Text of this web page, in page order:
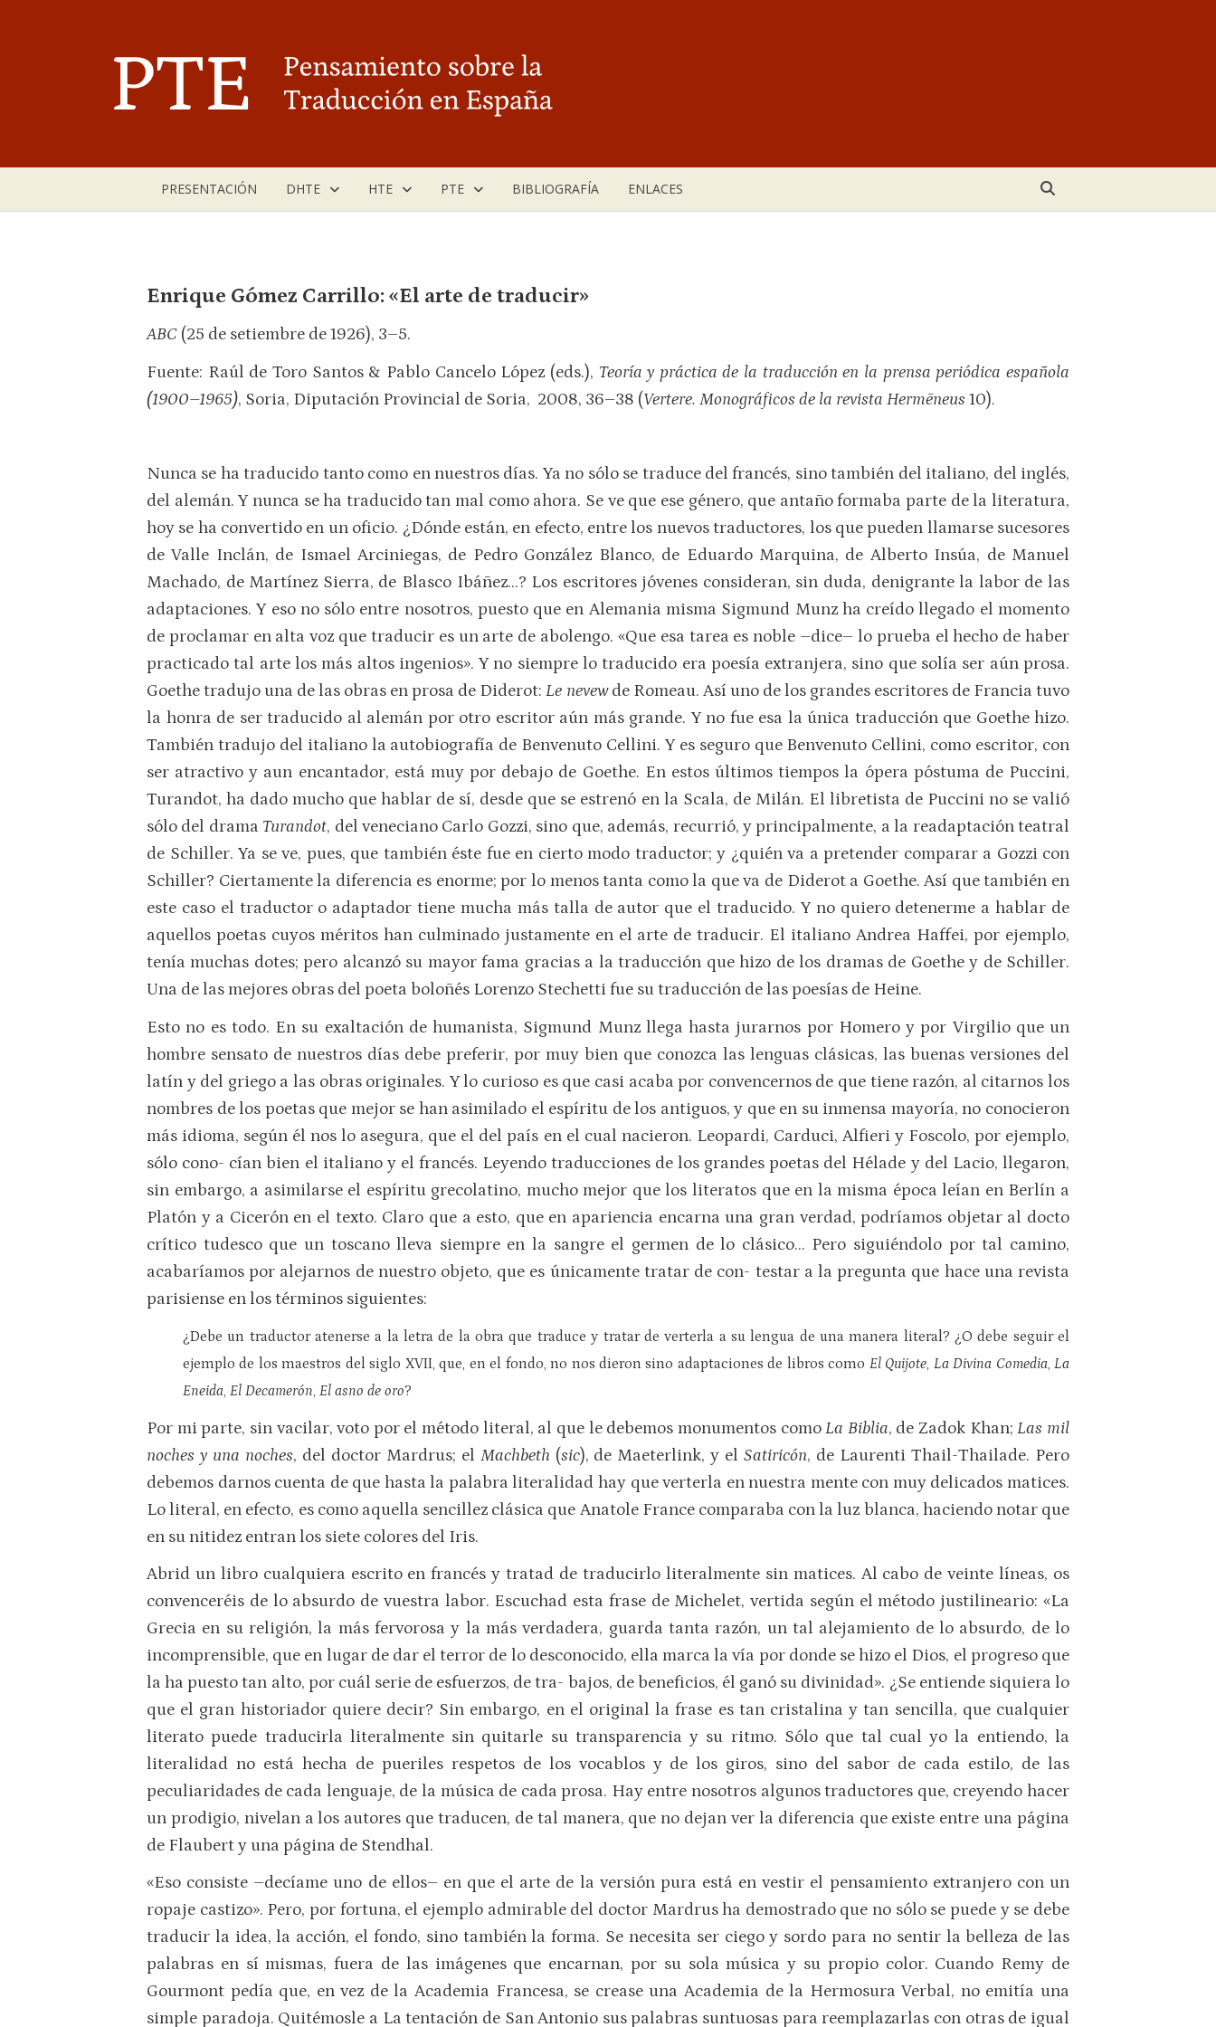
PRESENTACIÓN DHTE HTE PTE BIBLIOGRAFÍA ENLACES
Enrique Gómez Carrillo: «El arte de traducir»
ABC (25 de setiembre de 1926), 3–5.
Fuente: Raúl de Toro Santos & Pablo Cancelo López (eds.), Teoría y práctica de la traducción en la prensa periódica española
(1900–1965), Soria, Diputación Provincial de Soria, 2008, 36–38 (Vertere. Monográficos de la revista Hermēneus 10).
Nunca se ha traducido tanto como en nuestros días. Ya no sólo se traduce del francés, sino también del italiano, del inglés,
del alemán. Y nunca se ha traducido tan mal como ahora. Se ve que ese género, que antaño formaba parte de la literatura,
hoy se ha convertido en un oficio. ¿Dónde están, en efecto, entre los nuevos traductores, los que pueden llamarse sucesores
de Valle Inclán, de Ismael Arciniegas, de Pedro González Blanco, de Eduardo Marquina, de Alberto Insúa, de Manuel
Machado, de Martínez Sierra, de Blasco Ibáñez…? Los escritores jóvenes consideran, sin duda, denigrante la labor de las
adaptaciones. Y eso no sólo entre nosotros, puesto que en Alemania misma Sigmund Munz ha creído llegado el momento
de proclamar en alta voz que traducir es un arte de abolengo. «Que esa tarea es noble –dice– lo prueba el hecho de haber
practicado tal arte los más altos ingenios». Y no siempre lo traducido era poesía extranjera, sino que solía ser aún prosa.
Goethe tradujo una de las obras en prosa de Diderot:Le nevewde Romeau. Así uno de los grandes escritores de Francia tuvo
la honra de ser traducido al alemán por otro escritor aún más grande. Y no fue esa la única traducción que Goethe hizo.
También tradujo del italiano la autobiografía de Benvenuto Cellini. Y es seguro que Benvenuto Cellini, como escritor, con
ser atractivo y aun encantador, está muy por debajo de Goethe. En estos últimos tiempos la ópera póstuma de Puccini,
Turandot, ha dado mucho que hablar de sí, desde que se estrenó en la Scala, de Milán. El libretista de Puccini no se valió
sólo del drama Turandot, del veneciano Carlo Gozzi, sino que, además, recurrió, y principalmente, a la readaptación teatral
de Schiller. Ya se ve, pues, que también éste fue en cierto modo traductor; y ¿quién va a pretender comparar a Gozzi con
Schiller? Ciertamente la diferencia es enorme; por lo menos tanta como la que va de Diderot a Goethe. Así que también en
este caso el traductor o adaptador tiene mucha más talla de autor que el traducido. Y no quiero detenerme a hablar de
aquellos poetas cuyos méritos han culminado justamente en el arte de traducir. El italiano Andrea Haffei, por ejemplo,
tenía muchas dotes; pero alcanzó su mayor fama gracias a la traducción que hizo de los dramas de Goethe y de Schiller.
Una de las mejores obras del poeta boloñés Lorenzo Stechetti fue su traducción de las poesías de Heine.
Esto no es todo. En su exaltación de humanista, Sigmund Munz llega hasta jurarnos por Homero y por Virgilio que un
hombre sensato de nuestros días debe preferir, por muy bien que conozca las lenguas clásicas, las buenas versiones del
latín y del griego a las obras originales. Y lo curioso es que casi acaba por convencernos de que tiene razón, al citarnos los
nombres de los poetas que mejor se han asimilado el espíritu de los antiguos, y que en su inmensa mayoría, no conocieron
más idioma, según él nos lo asegura, que el del país en el cual nacieron. Leopardi, Carduci, Alfieri y Foscolo, por ejemplo,
sólo cono- cían bien el italiano y el francés. Leyendo traducciones de los grandes poetas del Hélade y del Lacio, llegaron,
sin embargo, a asimilarse el espíritu grecolatino, mucho mejor que los literatos que en la misma época leían en Berlín a
Platón y a Cicerón en el texto. Claro que a esto, que en apariencia encarna una gran verdad, podríamos objetar al docto
crítico tudesco que un toscano lleva siempre en la sangre el germen de lo clásico… Pero siguiéndolo por tal camino,
acabaríamos por alejarnos de nuestro objeto, que es únicamente tratar de con- testar a la pregunta que hace una revista
parisiense en los términos siguientes:
¿Debe un traductor atenerse a la letra de la obra que traduce y tratar de verterla a su lengua de una manera literal? ¿O debe seguir el
ejemplo de los maestros del siglo XVII, que, en el fondo, no nos dieron sino adaptaciones de libros como El Quijote, La Divina Comedia,La
Eneida, El Decamerón, El asno de oro?
Por mi parte, sin vacilar, voto por el método literal, al que le debemos monumentos comoLa Biblia, de Zadok Khan;Las mil
noches y una noches, del doctor Mardrus; el Machbeth (sic), de Maeterlink, y elSatiricón, de Laurenti Thail-Thailade. Pero
debemos darnos cuenta de que hasta la palabra literalidad hay que verterla en nuestra mente con muy delicados matices.
Lo literal, en efecto, es como aquella sencillez clásica que Anatole France comparaba con la luz blanca, haciendo notar que
en su nitidez entran los siete colores del Iris.
Abrid un libro cualquiera escrito en francés y tratad de traducirlo literalmente sin matices. Al cabo de veinte líneas, os
convenceréis de lo absurdo de vuestra labor. Escuchad esta frase de Michelet, vertida según el método justilineario: «La
Grecia en su religión, la más fervorosa y la más verdadera, guarda tanta razón, un tal alejamiento de lo absurdo, de lo
incomprensible, que en lugar de dar el terror de lo desconocido, ella marca la vía por donde se hizo el Dios, el progreso que
la ha puesto tan alto, por cuál serie de esfuerzos, de tra- bajos, de beneficios, él ganó su divinidad». ¿Se entiende siquiera lo
que el gran historiador quiere decir? Sin embargo, en el original la frase es tan cristalina y tan sencilla, que cualquier
literato puede traducirla literalmente sin quitarle su transparencia y su ritmo. Sólo que tal cual yo la entiendo, la
literalidad no está hecha de pueriles respetos de los vocablos y de los giros, sino del sabor de cada estilo, de las
peculiaridades de cada lenguaje, de la música de cada prosa. Hay entre nosotros algunos traductores que, creyendo hacer
un prodigio, nivelan a los autores que traducen, de tal manera, que no dejan ver la diferencia que existe entre una página
de Flaubert y una página de Stendhal.
«Eso consiste –decíame uno de ellos– en que el arte de la versión pura está en vestir el pensamiento extranjero con un
ropaje castizo». Pero, por fortuna, el ejemplo admirable del doctor Mardrus ha demostrado que no sólo se puede y se debe
traducir la idea, la acción, el fondo, sino también la forma. Se necesita ser ciego y sordo para no sentir la belleza de las
palabras en sí mismas, fuera de las imágenes que encarnan, por su sola música y su propio color. Cuando Remy de
Gourmont pedía que, en vez de la Academia Francesa, se crease una Academia de la Hermosura Verbal, no emitía una
simple paradoja. Quitémosle a La tentación de San Antonio sus palabras suntuosas para reemplazarlas con otras de igual